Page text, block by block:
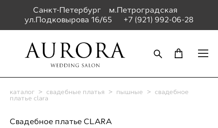
Санкт-Петербург м.Петроградская
ул.Подковырова 16/65 +7 (921) 992-06-28
каталог > свадебные платья > пышные > свадебное
платье clara
Свадебное платье CLARA